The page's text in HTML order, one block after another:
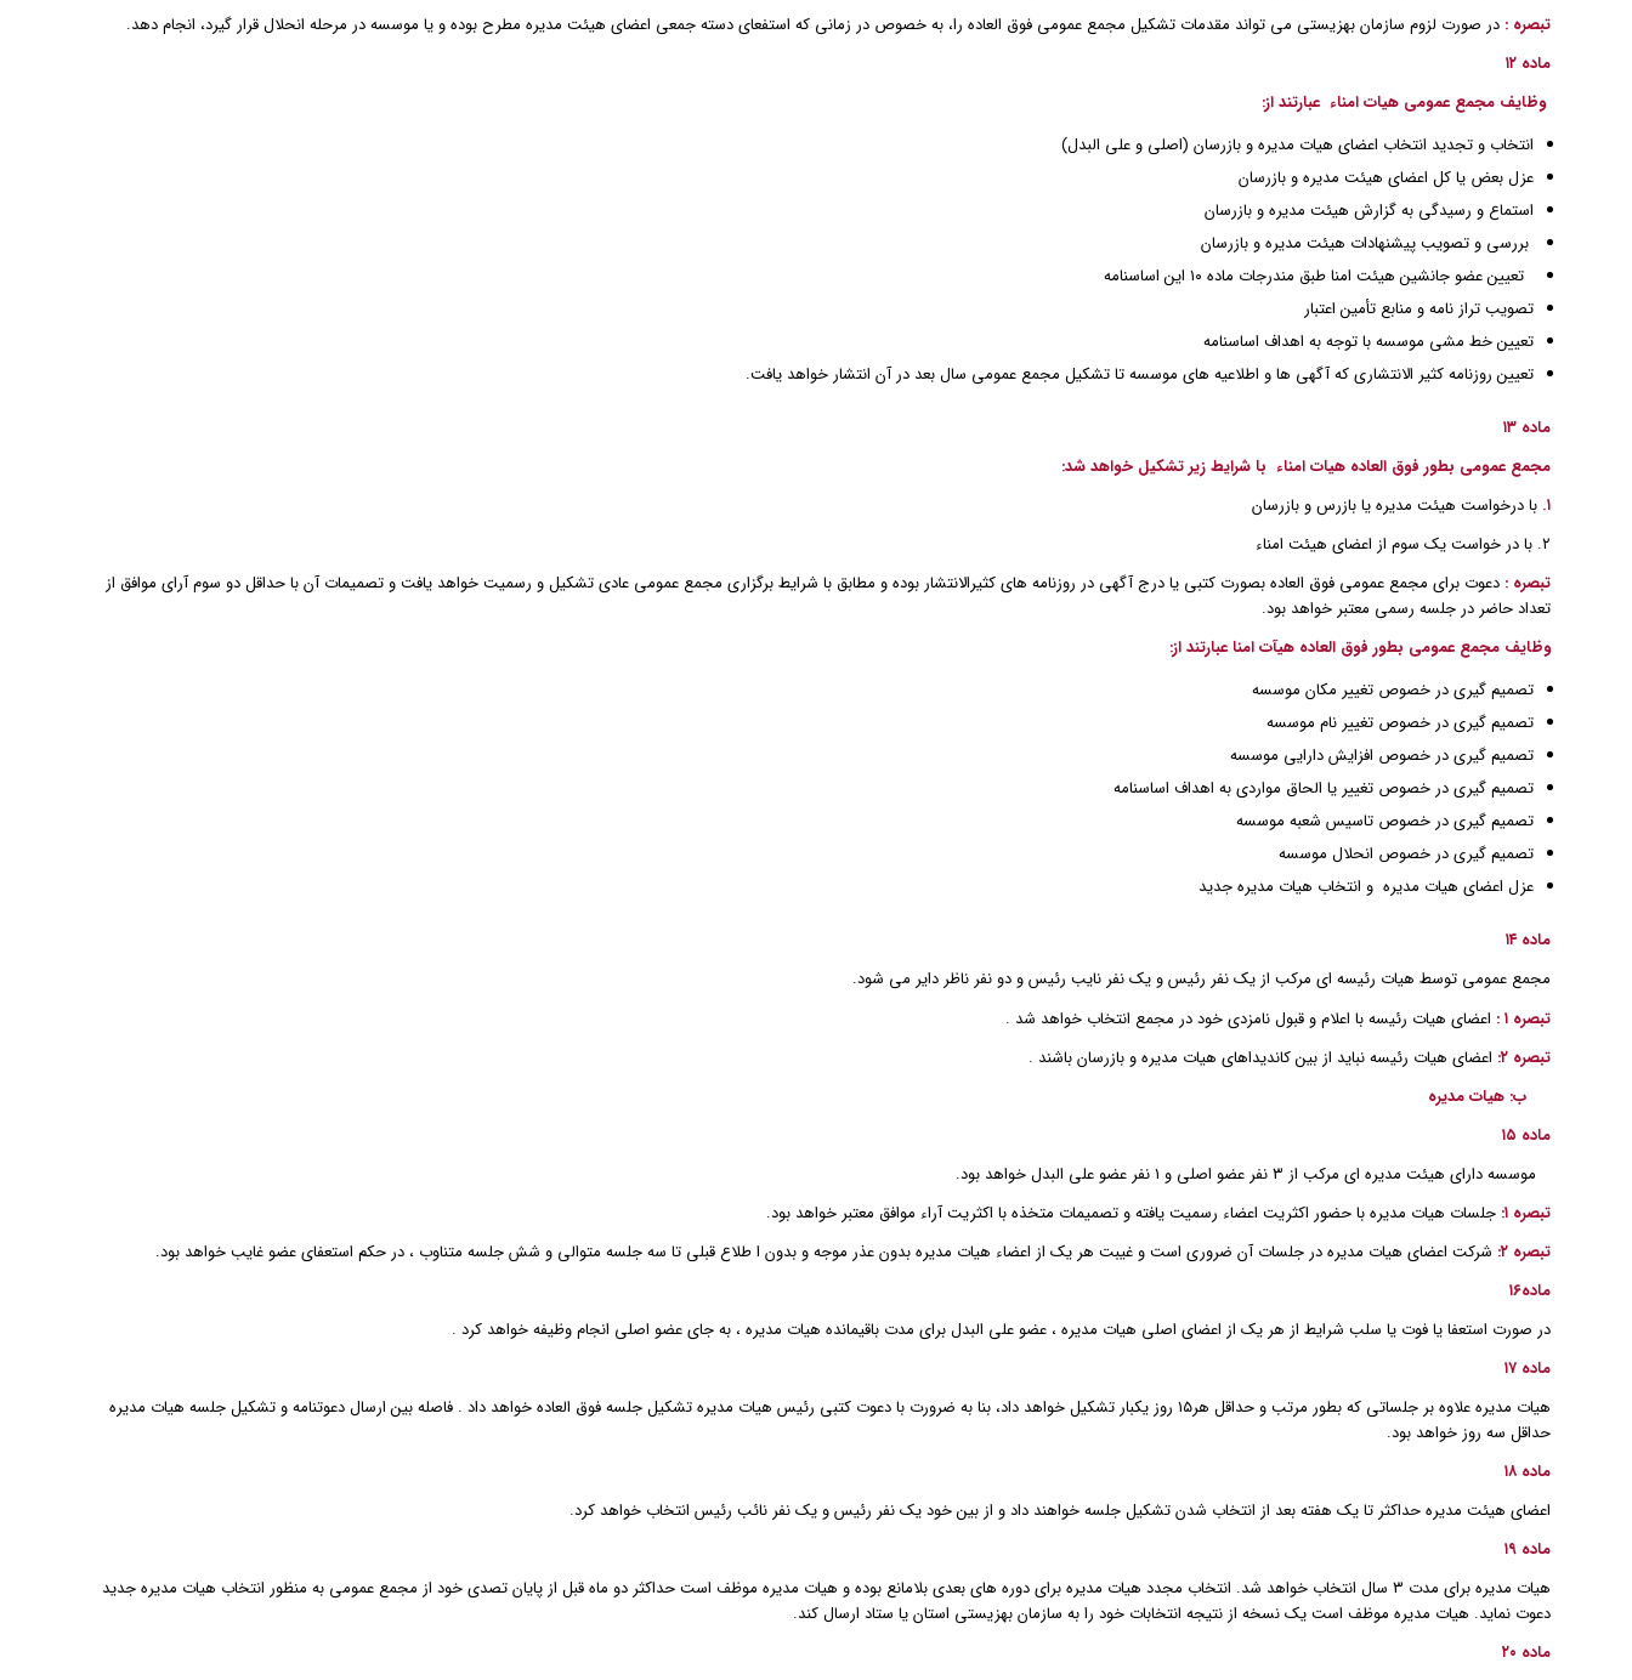
تبصره : در صورت لزوم سازمان بهزیستی می تواند مقدمات تشکیل مجمع عمومی فوق العاده را، به خصوص در زمانی که استفعای دسته جمعی اعضای هیئت مدیره مطرح بوده و یا موسسه در مرحله انحلال قرار گیرد، انجام دهد.
ماده ۱۲
وظایف مجمع عمومی هیات امناء عبارتند از:
انتخاب و تجدید انتخاب اعضای هیات مدیره و بازرسان (اصلی و علی البدل)
عزل بعض یا کل اعضای هیئت مدیره و بازرسان
استماع و رسیدگی به گزارش هیئت مدیره و بازرسان
بررسی و تصویب پیشنهادات هیئت مدیره و بازرسان
تعیین عضو جانشین هیئت امنا طبق مندرجات ماده ۱۰ این اساسنامه
تصویب تراز نامه و منابع تأمین اعتبار
تعیین خط مشی موسسه با توجه به اهداف اساسنامه
تعیین روزنامه کثیر الانتشاری که آگهی ها و اطلاعیه های موسسه تا تشکیل مجمع عمومی سال بعد در آن انتشار خواهد یافت.
ماده ۱۳
مجمع عمومی بطور فوق العاده هیات امناء با شرایط زیر تشکیل خواهد شد:
۱. با درخواست هیئت مدیره یا بازرس و بازرسان
۲. با در خواست یک سوم از اعضای هیئت امناء
تبصره : دعوت برای مجمع عمومی فوق العاده بصورت کتبی یا درج آگهی در روزنامه های کثیرالانتشار بوده و مطابق با شرایط برگزاری مجمع عمومی عادی تشکیل و رسمیت خواهد یافت و تصمیمات آن با حداقل دو سوم آرای موافق از
تعداد حاضر در جلسه رسمی معتبر خواهد بود.
وظایف مجمع عمومی بطور فوق العاده هیآت امنا عبارتند از:
تصمیم گیری در خصوص تغییر مکان موسسه
تصمیم گیری در خصوص تغییر نام موسسه
تصمیم گیری در خصوص افزایش دارایی موسسه
تصمیم گیری در خصوص تغییر یا الحاق مواردی به اهداف اساسنامه
تصمیم گیری در خصوص تاسیس شعبه موسسه
تصمیم گیری در خصوص انحلال موسسه
عزل اعضای هیات مدیره و انتخاب هیات مدیره جدید
ماده ۱۴
مجمع عمومی توسط هیات رئیسه ای مرکب از یک نفر رئیس و یک نفر نایب رئیس و دو نفر ناظر دایر می شود.
تبصره ۱ :
اعضای هیات رئیسه با اعلام و قبول نامزدی خود در مجمع انتخاب خواهد شد .
تبصره ۲:
اعضای هیات رئیسه نباید از بین کاندیداهای هیات مدیره و بازرسان باشند .
ب: هیات مدیره
ماده ۱۵
موسسه دارای هیئت مدیره ای مرکب از ۳ نفر عضو اصلی و ۱ نفر عضو علی البدل خواهد بود.
تبصره ۱:
جلسات هیات مدیره با حضور اکثریت اعضاء رسمیت یافته و تصمیمات متخذه با اکثریت آراء موافق معتبر خواهد بود.
تبصره ۲:
شرکت اعضای هیات مدیره در جلسات آن ضروری است و غیبت هر یک از اعضاء هیات مدیره بدون عذر موجه و بدون ا طلاع قبلی تا سه جلسه متوالی و شش جلسه متناوب ، در حکم استعفای عضو غایب خواهد بود.
ماده۱۶
در صورت استعفا یا فوت یا سلب شرایط از هر یک از اعضای اصلی هیات مدیره ، عضو علی البدل برای مدت باقیمانده هیات مدیره ، به جای عضو اصلی انجام وظیفه خواهد کرد .
ماده ۱۷
هیات مدیره علاوه بر جلساتی که بطور مرتب و حداقل هر۱۵ روز یکبار تشکیل خواهد داد، بنا به ضرورت با دعوت کتبی رئیس هیات مدیره تشکیل جلسه فوق العاده خواهد داد . فاصله بین ارسال دعوتنامه و تشکیل جلسه هیات مدیره
حداقل سه روز خواهد بود.
ماده ۱۸
اعضای هیئت مدیره حداکثر تا یک هفته بعد از انتخاب شدن تشکیل جلسه خواهند داد و از بین خود یک نفر رئیس و یک نفر نائب رئیس انتخاب خواهد کرد.
ماده ۱۹
هیات مدیره برای مدت ۳ سال انتخاب خواهد شد. انتخاب مجدد هیات مدیره برای دوره های بعدی بلامانع بوده و هیات مدیره موظف است حداکثر دو ماه قبل از پایان تصدی خود از مجمع عمومی به منظور انتخاب هیات مدیره جدید
دعوت نماید. هیات مدیره موظف است یک نسخه از نتیجه انتخابات خود را به سازمان بهزیستی استان یا ستاد ارسال کند.
ماده ۲۰